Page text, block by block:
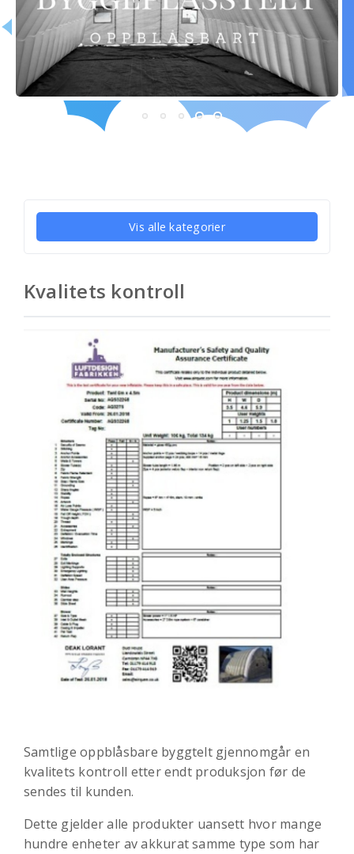
Vis alle kategorier
Kvalitets kontroll
Samtlige oppblåsbare byggtelt gjennomgår en
kvalitets kontroll etter endt produksjon før de
sendes til kunden.
Dette gjelder alle produkter uansett hvor mange
hundre enheter av akkurat samme type som har